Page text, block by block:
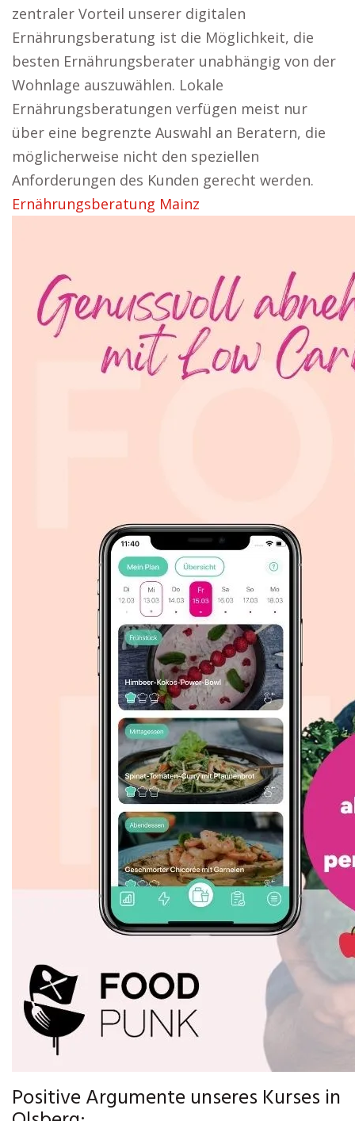
zentraler Vorteil unserer digitalen
Ernährungsberatung ist die Möglichkeit, die
besten Ernährungsberater unabhängig von der
Wohnlage auszuwählen. Lokale
Ernährungsberatungen verfügen meist nur
über eine begrenzte Auswahl an Beratern, die
möglicherweise nicht den speziellen
Anforderungen des Kunden gerecht werden.
Ernährungsberatung Mainz
Positive Argumente unseres Kurses in